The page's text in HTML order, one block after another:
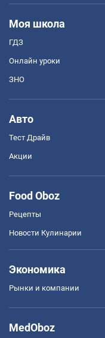
Моя школа
ГДЗ
Онлайн уроки
ЗНО
Авто
Тест Драйв
Акции
Food Oboz
Рецепты
Новости Кулинарии
Экономика
Рынки и компании
MedOboz